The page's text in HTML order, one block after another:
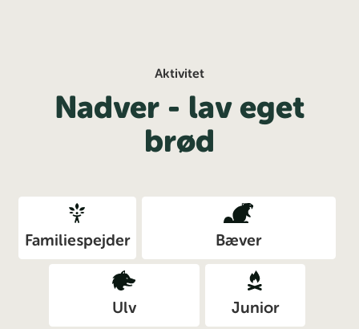
Aktivitet
Nadver - lav eget
brød
Familiespejder Bæver
Ulv Junior